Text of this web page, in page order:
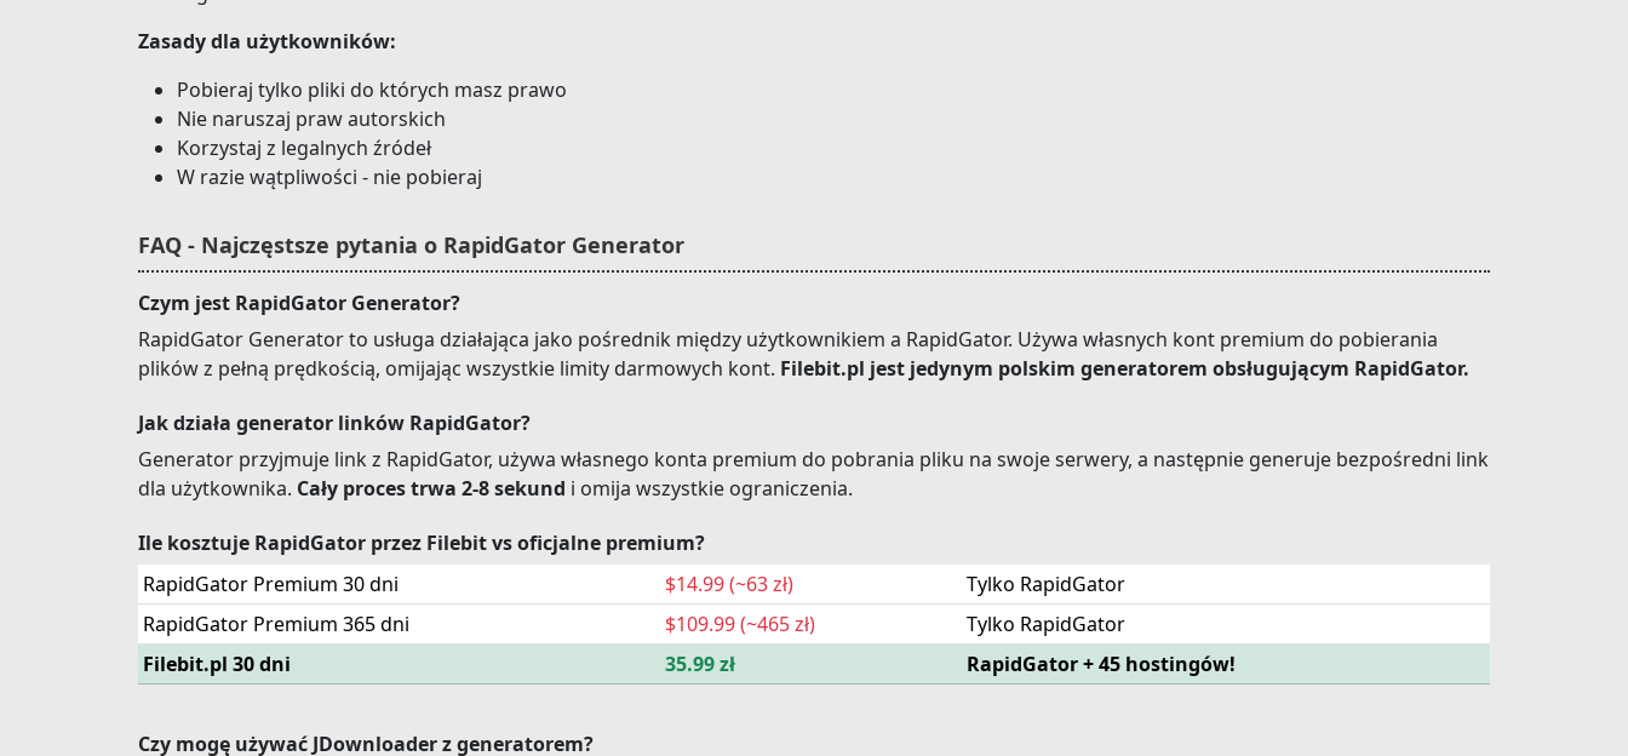
Zasady dla użytkowników:
Pobieraj tylko pliki do których masz prawo
Nie naruszaj praw autorskich
Korzystaj z legalnych źródeł
W razie wątpliwości - nie pobieraj
FAQ - Najczęstsze pytania o RapidGator Generator
Czym jest RapidGator Generator?
RapidGator Generator to usługa działająca jako pośrednik między użytkownikiem a RapidGator. Używa własnych kont premium do pobierania
plików z pełną prędkością, omijając wszystkie limity darmowych kont. Filebit.pl jest jedynym polskim generatorem obsługującym RapidGator.
Jak działa generator linków RapidGator?
Generator przyjmuje link z RapidGator, używa własnego konta premium do pobrania pliku na swoje serwery, a następnie generuje bezpośredni link
dla użytkownika. Cały proces trwa 2-8 sekund i omija wszystkie ograniczenia.
Ile kosztuje RapidGator przez Filebit vs oficjalne premium?
RapidGator Premium 30 dni
$14.99 (~63 zł)
Tylko RapidGator
RapidGator Premium 365 dni
$109.99 (~465 zł)
Tylko RapidGator
Filebit.pl 30 dni
35.99 zł RapidGator + 45 hostingów!
Czy mogę używać JDownloader z generatorem?